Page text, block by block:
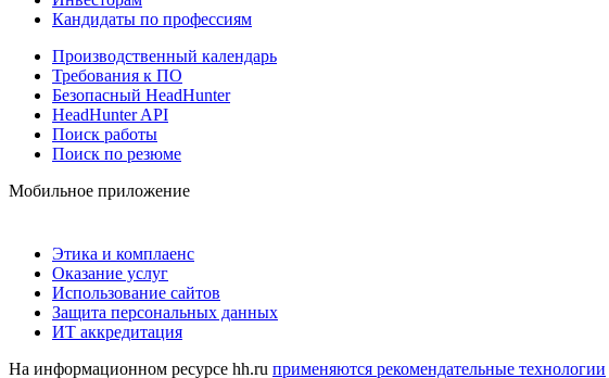
Кандидаты по профессиям
Производственный календарь
Требования к ПО
Безопасный HeadHunter
HeadHunter API
Поиск работы
Поиск по резюме
Мобильное приложение
Этика и комплаенс
Оказание услуг
Использование сайтов
Защита персональных данных
ИТ аккредитация
На информационном ресурсе hh.ru применяются рекомендательные технологии